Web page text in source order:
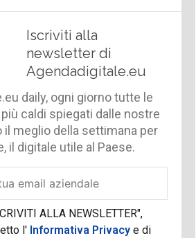
Iscriviti alla
newsletter di
Agendadigitale.eu
daily, ogni giorno tutte le
caldi spiegati dalle nostre
il meglio della settimana per
il digitale utile al Paese.
ALLA NEWSLETTER",
l'Informativa Privacy e di